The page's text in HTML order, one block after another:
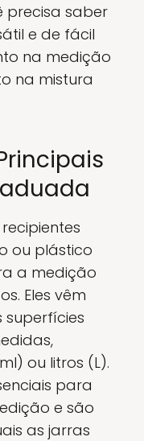
precisa saber
e de fácil
na medição
na mistura
ou plástico
a medição
Eles vêm
ou litros (L).
para
e são
as jarras